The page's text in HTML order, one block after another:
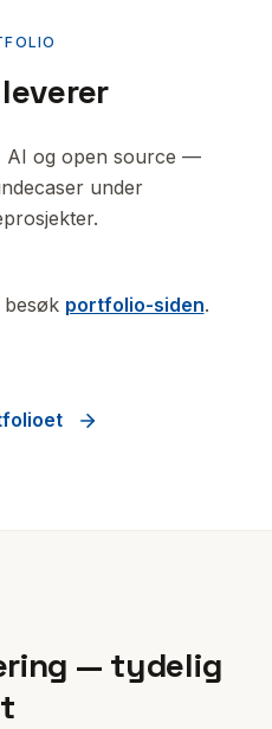
AI og open source —
under
portfolio-siden.
— tydelig